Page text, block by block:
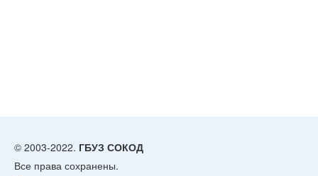
© 2003-2022. ГБУЗ СОКОД
Все права сохранены.